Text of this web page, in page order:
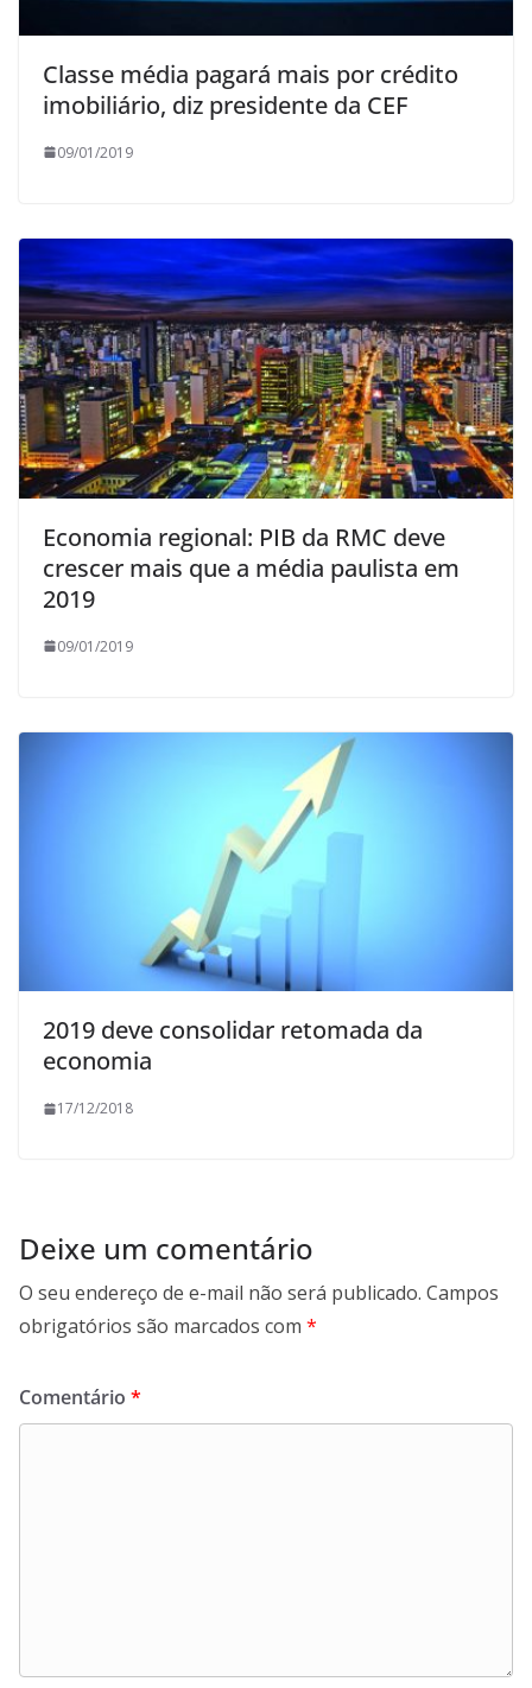
Classe média pagará mais por crédito
imobiliário, diz presidente da CEF
09/01/2019
Economia regional: PIB da RMC deve
crescer mais que a média paulista em
2019
09/01/2019
2019 deve consolidar retomada da
economia
17/12/2018
Deixe um comentário
O seu endereço de e-mail não será publicado. Campos
obrigatórios são marcados com *
Comentário *